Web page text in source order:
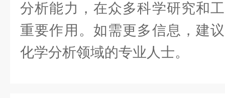
分析能力，在众多科学研究和
重要作用。如需更多信息，建
化学分析领域的专业人士。